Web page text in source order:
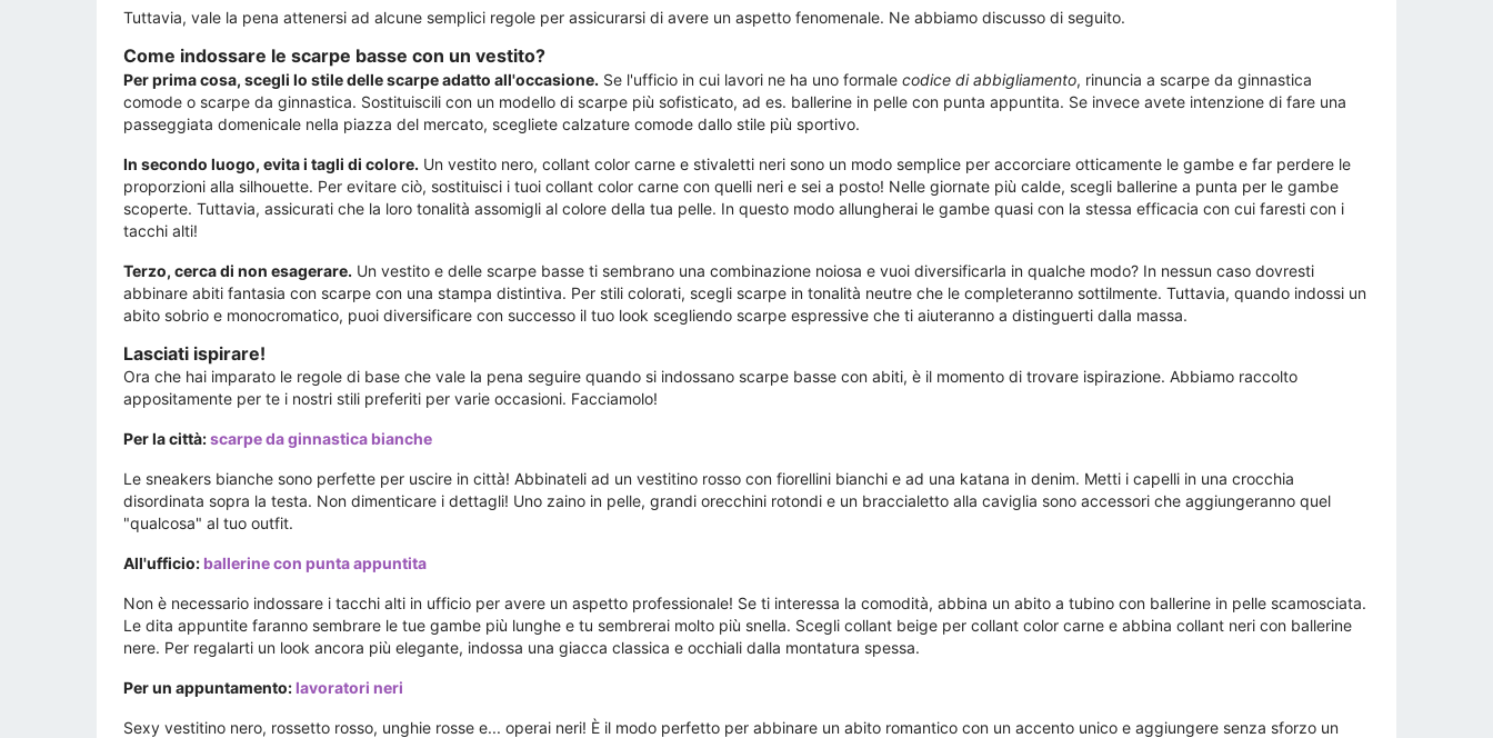
Tuttavia, vale la pena attenersi ad alcune semplici regole per assicurarsi di avere un aspetto fenomenale. Ne abbiamo discusso di seguito.
Come indossare le scarpe basse con un vestito?
Per prima cosa, scegli lo stile delle scarpe adatto all'occasione. Se l'ufficio in cui lavori ne ha uno formale codice di abbigliamento, rinuncia a scarpe da ginnastica
comode o scarpe da ginnastica. Sostituiscili con un modello di scarpe più sofisticato, ad es. ballerine in pelle con punta appuntita. Se invece avete intenzione di fare una
passeggiata domenicale nella piazza del mercato, scegliete calzature comode dallo stile più sportivo.
In secondo luogo, evita i tagli di colore. Un vestito nero, collant color carne e stivaletti neri sono un modo semplice per accorciare otticamente le gambe e far perdere le
proporzioni alla silhouette. Per evitare ciò, sostituisci i tuoi collant color carne con quelli neri e sei a posto! Nelle giornate più calde, scegli ballerine a punta per le gambe
scoperte. Tuttavia, assicurati che la loro tonalità assomigli al colore della tua pelle. In questo modo allungherai le gambe quasi con la stessa efficacia con cui faresti con i
tacchi alti!
Terzo, cerca di non esagerare. Un vestito e delle scarpe basse ti sembrano una combinazione noiosa e vuoi diversificarla in qualche modo? In nessun caso dovresti
abbinare abiti fantasia con scarpe con una stampa distintiva. Per stili colorati, scegli scarpe in tonalità neutre che le completeranno sottilmente. Tuttavia, quando indossi un
abito sobrio e monocromatico, puoi diversificare con successo il tuo look scegliendo scarpe espressive che ti aiuteranno a distinguerti dalla massa.
Lasciati ispirare!
Ora che hai imparato le regole di base che vale la pena seguire quando si indossano scarpe basse con abiti, è il momento di trovare ispirazione. Abbiamo raccolto
appositamente per te i nostri stili preferiti per varie occasioni. Facciamolo!
Per la città:scarpe da ginnastica bianche
Le sneakers bianche sono perfette per uscire in città! Abbinateli ad un vestitino rosso con fiorellini bianchi e ad una katana in denim. Metti i capelli in una crocchia
disordinata sopra la testa. Non dimenticare i dettagli! Uno zaino in pelle, grandi orecchini rotondi e un braccialetto alla caviglia sono accessori che aggiungeranno quel
"qualcosa" al tuo outfit.
All'ufficio: ballerine con punta appuntita
Non è necessario indossare i tacchi alti in ufficio per avere un aspetto professionale! Se ti interessa la comodità, abbina un abito a tubino con ballerine in pelle scamosciata.
Le dita appuntite faranno sembrare le tue gambe più lunghe e tu sembrerai molto più snella. Scegli collant beige per collant color carne e abbina collant neri con ballerine
nere. Per regalarti un look ancora più elegante, indossa una giacca classica e occhiali dalla montatura spessa.
Per un appuntamento:lavoratori neri
Sexy vestitino nero, rossetto rosso, unghie rosse e... operai neri! È il modo perfetto per abbinare un abito romantico con un accento unico e aggiungere senza sforzo un